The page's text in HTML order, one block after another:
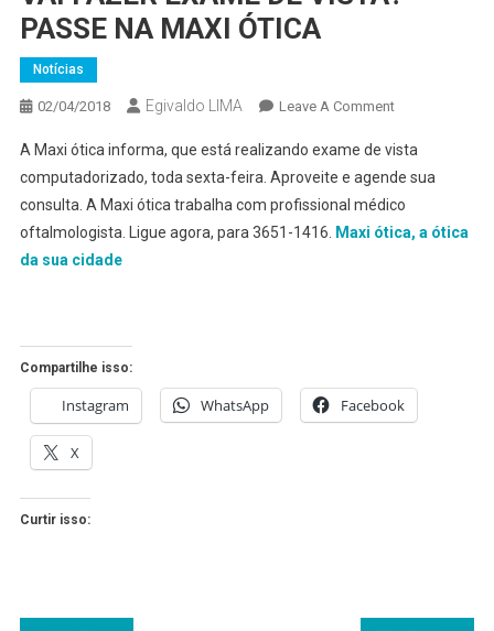
PASSE NA MAXI ÓTICA
Notícias
02/04/2018 Egivaldo LIMA Leave A CommentOn
FAZER
EXAME
DE
VISTA?
A Maxi ótica informa, que está realizando exame de vista
computadorizado, toda sexta-feira. Aproveite e agende sua
consulta. A Maxi ótica trabalha com profissional médico
oftalmologista. Ligue agora, para 3651-1416.
Maxi ótica, a ótica
da sua cidade
Compartilhe isso:
Instagram WhatsApp Facebook
X
Curtir isso: